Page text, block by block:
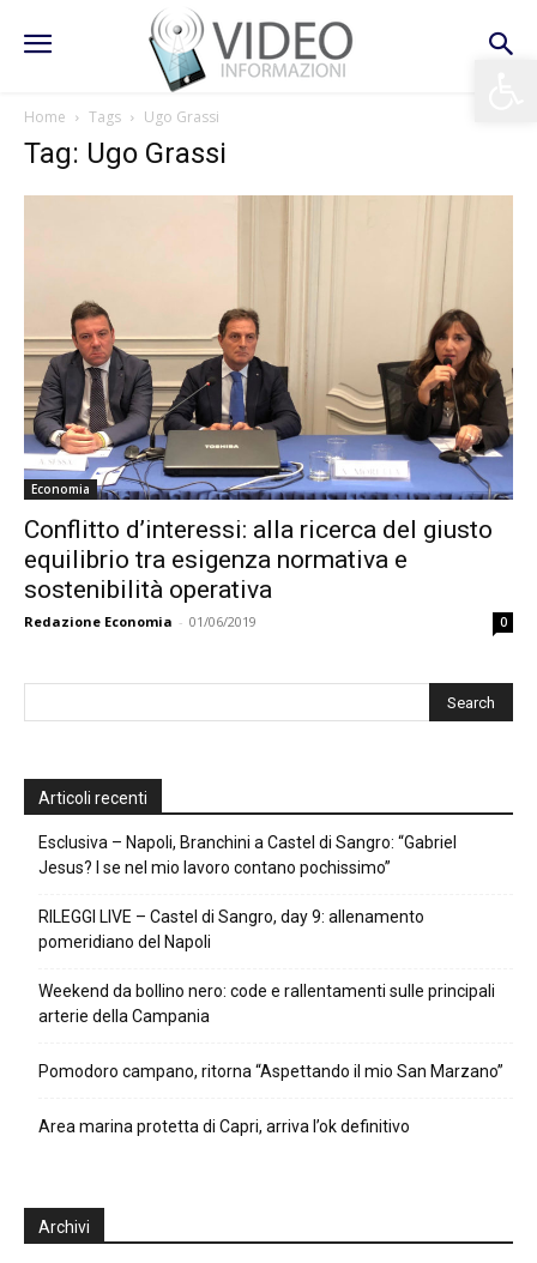
Home Tags Ugo Grassi
Tag: Ugo Grassi
Economia
Conflitto d’interessi: alla ricerca del giusto
equilibrio tra esigenza normativa e
sostenibilità operativa
Redazione Economia - 01/06/2019 0
Articoli recenti
Esclusiva – Napoli, Branchini a Castel di Sangro: “Gabriel
Jesus? I se nel mio lavoro contano pochissimo”
RILEGGI LIVE – Castel di Sangro, day 9: allenamento
pomeridiano del Napoli
Weekend da bollino nero: code e rallentamenti sulle principali
arterie della Campania
Pomodoro campano, ritorna “Aspettando il mio San Marzano”
Area marina protetta di Capri, arriva l’ok definitivo
Archivi